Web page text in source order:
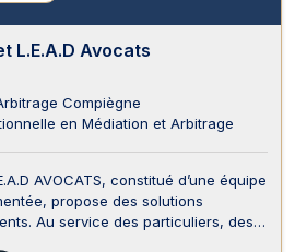
L.E.A.D Avocats
Compiègne
en Médiation et Arbitrage
AVOCATS, constitué d’une équipe
propose des solutions
Au service des particuliers, des